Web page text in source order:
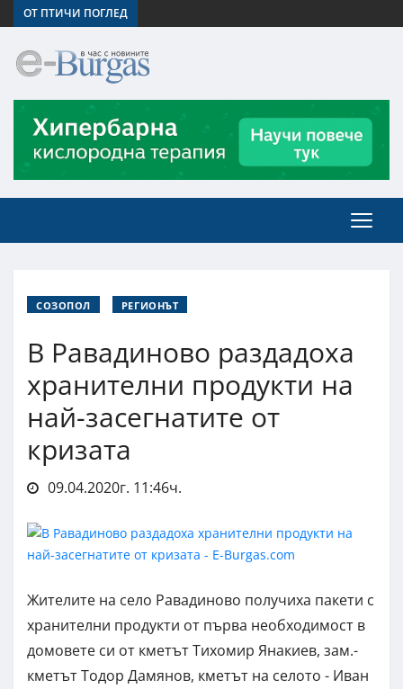
ОТ ПТИЧИ ПОГЛЕД
СОЗОПОЛ РЕГИОНЪТ
В Равадиново раздадоха
хранителни продукти на
най-засегнатите от
кризата
09.04.2020г. 11:46ч.
Жителите на село Равадиново получиха пакети с
хранителни продукти от първа необходимост в
домовете си от кметът Тихомир Янакиев, зам.-
кметът Тодор Дамянов, кметът на селото - Иван